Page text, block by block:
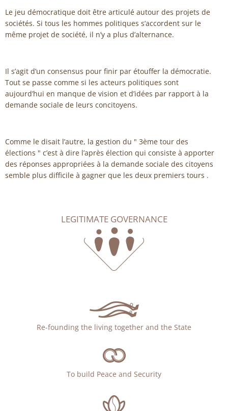
Le jeu démocratique doit être articulé autour des projets de
sociétés. Si tous les hommes politiques s’accordent sur le
même projet de société, il n’y a plus d’alternance.
Il s’agit d’un consensus pour finir par étouffer la démocratie.
Tout se passe comme si les acteurs politiques sont
aujourd’hui en manque de vision et d’idées par rapport à la
demande sociale de leurs concitoyens.
Comme le disait l’autre, la gestion du " 3ème tour des
élections " c’est à dire l’après élection qui consiste à apporter
des réponses appropriées à la demande sociale des citoyens
semble plus difficile à gagner que les deux premiers tours .
LEGITIMATE GOVERNANCE
Re-founding the living together and the State
To build Peace and Security